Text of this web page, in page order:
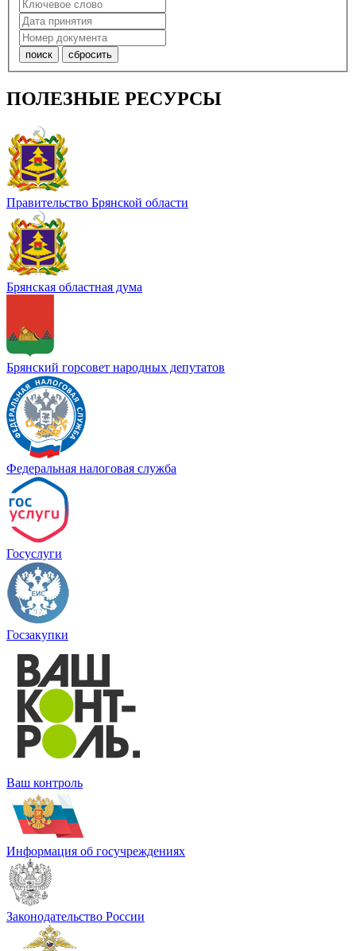
ПОЛЕЗНЫЕ РЕСУРСЫ
Правительство Брянской области
Брянская областная дума
Брянский горсовет народных депутатов
Федеральная налоговая служба
Госуслуги
Госзакупки
Ваш контроль
Информация об госучреждениях
Законодательство России